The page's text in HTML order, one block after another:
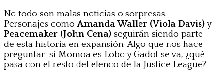
No todo son malas noticias o sorpresas.
Personajes como Amanda Waller (Viola Davis)y
Peacemaker (John Cena) seguirán siendo parte
de esta historia en expansión. Algo que nos hace
preguntar: si Momoa es Lobo y Gadot se va, ¿qué
pasa con el resto del elenco de la Justice League?